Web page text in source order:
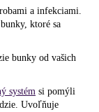
a infekciami.
ktoré sa
bunky od vašich
systém si pomýli
Uvoľňuje